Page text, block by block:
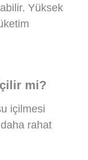
Yüksek
mi?
içilmesi
rahat